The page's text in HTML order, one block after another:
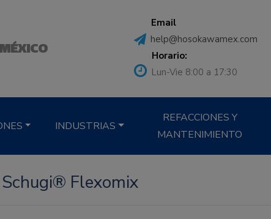
Email
help@hosokawamex.com
Horario:
Lun-Vie 8:00 a 17:30
INDUSTRIAS
REFACCIONES Y
MANTENIMIENTO
Flexomix